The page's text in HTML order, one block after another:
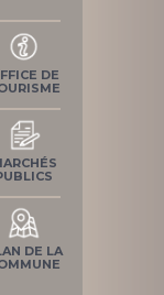
DE
DE LA